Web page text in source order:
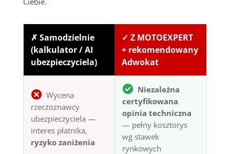
✗ Samodzielnie
(kalkulator / AI
ubezpieczyciela)
✓ Z MOTOEXPERT
+ rekomendowany
Adwokat
Wycena
rzeczoznawcy
ubezpieczyciela —
interes płatnika,
ryzyko zaniżenia
Niezależna
certyfikowana
opinia techniczna
— pełny kosztorys
wg stawek
rynkowych